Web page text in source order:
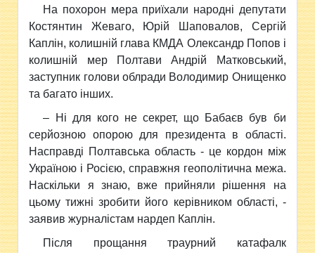
На похорон мера приїхали народні депутати
Костянтин Жеваго, Юрій Шаповалов, Сергій
Каплін, колишній глава КМДА Олександр Попов і
колишній мер Полтави Андрій Матковський,
заступник голови облради Володимир Онищенко
та багато інших.
– Ні для кого не секрет, що Бабаєв був би
серйозною опорою для президента в області.
Насправді Полтавська область - це кордон між
Україною і Росією, справжня геополітична межа.
Наскільки я знаю, вже прийняли рішення на
цьому тижні зробити його керівником області, -
заявив журналістам нардеп Каплін.
Після прощання траурний катафалк